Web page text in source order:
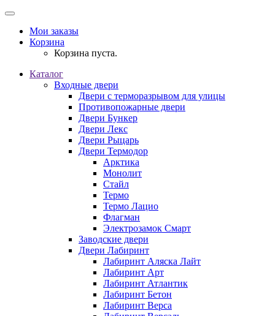
Мои заказы
Корзина
Корзина пуста.
Каталог
Входные двери
Двери с терморазрывом для улицы
Противопожарные двери
Двери Бункер
Двери Лекс
Двери Рыцарь
Двери Термодор
Арктика
Монолит
Стайл
Термо
Термо Лацио
Флагман
Электрозамок Смарт
Заводские двери
Двери Лабиринт
Лабиринт Аляска Лайт
Лабиринт Арт
Лабиринт Атлантик
Лабиринт Бетон
Лабиринт Верса